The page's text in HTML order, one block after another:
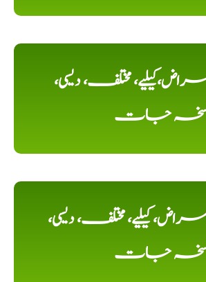
مختلف، دیسی،
جات
کیلیے، مختلف، دیسی،
جات